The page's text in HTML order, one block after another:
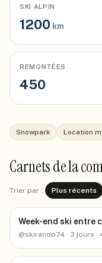
SKI ALPIN
1200 km
REMONTÉES
450
Snowpark Location
Carnets de la
Trier par : Plus récents
Week-end ski entre
@skirando74 · 3 jours ·